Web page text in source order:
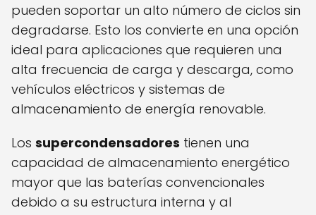
pueden soportar un alto número de ciclos sin
degradarse. Esto los convierte en una opción
ideal para aplicaciones que requieren una
alta frecuencia de carga y descarga, como
vehículos eléctricos y sistemas de
almacenamiento de energía renovable.
Los supercondensadores tienen una
capacidad de almacenamiento energético
mayor que las baterías convencionales
debido a su estructura interna y al